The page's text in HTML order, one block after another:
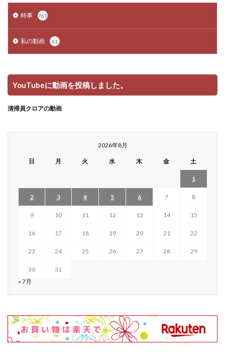
時事 761
私の動画 61
YouTubeに動画を投稿しました。
清掃員クロアの動画
2026年8月
日 月 火 水 木 金 土
1
2 3 4 5 6 7 8
9 10 11 12 13 14 15
16 17 18 19 20 21 22
23 24 25 26 27 28 29
30
31
« 7月